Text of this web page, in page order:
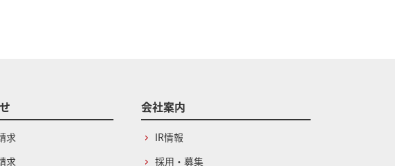
求
求
会社案内
IR情報
採用・募集